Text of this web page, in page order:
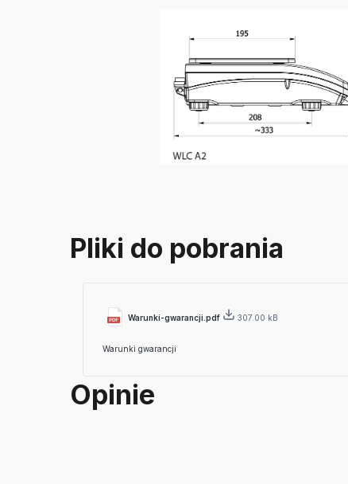
Pliki do pobrania
Warunki-gwarancji.pdf 307.00 kB
Warunki gwarancji
Opinie